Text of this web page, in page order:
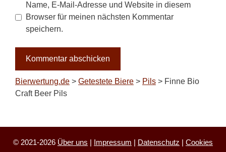
Name, E-Mail-Adresse und Website in diesem
Browser für meinen nächsten Kommentar
speichern.
Bierwertung.de > Getestete Biere > Pils > Finne Bio
Craft Beer Pils
© 2021-2026 Über uns | Impressum | Datenschutz | Cookies